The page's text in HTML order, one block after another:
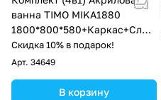
ванна TIMO MIKA1880
1800*800*580+Каркас+Слив
-перелив+фронтальная
панель
Скидка 10% в подарок!
Арт. 34649
В корзину